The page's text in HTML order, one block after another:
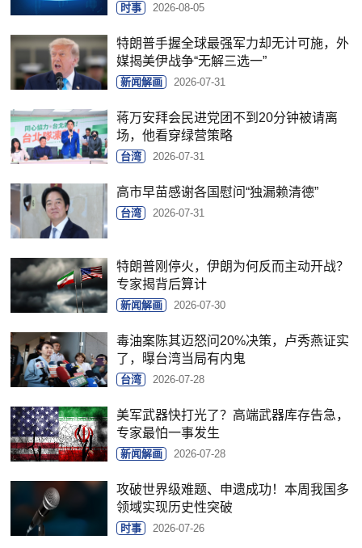
时事 2026-08-05
特朗普手握全球最强军力却无计可施，外
媒揭美伊战争“无解三选一”
新闻解画 2026-07-31
蒋万安拜会民进党团不到20分钟被请离
场，他看穿绿营策略
台湾 2026-07-31
高市早苗感谢各国慰问“独漏赖清德”
台湾 2026-07-31
特朗普刚停火，伊朗为何反而主动开战？
专家揭背后算计
新闻解画 2026-07-30
毒油案陈其迈怒问20%决策，卢秀燕证实
了，曝台湾当局有内鬼
台湾 2026-07-28
美军武器快打光了？高端武器库存告急，
专家最怕一事发生
新闻解画 2026-07-28
攻破世界级难题、申遗成功！本周我国多
领域实现历史性突破
时事 2026-07-26